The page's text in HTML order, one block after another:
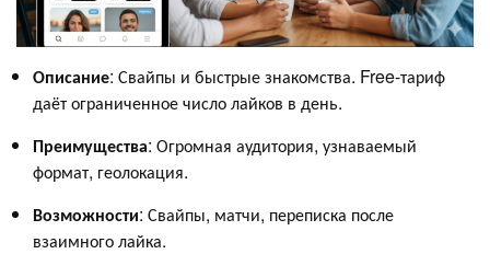
Описание: Свайпы и быстрые знакомства. Free-тариф
даёт ограниченное число лайков в день.
Преимущества: Огромная аудитория, узнаваемый
формат, геолокация.
Возможности: Свайпы, матчи, переписка после
взаимного лайка.